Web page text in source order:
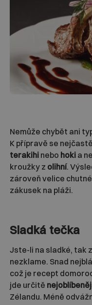
Nemůže chybět ani
K přípravě se
terakihi nebo hoki a
kroužky z olihní.
zároveň velice
zákusek na pláži.
Sladká tečka
Jste-li na sladké, tak
nezklame. Snad
což je recept
jde určitě
Zélandu. Méně